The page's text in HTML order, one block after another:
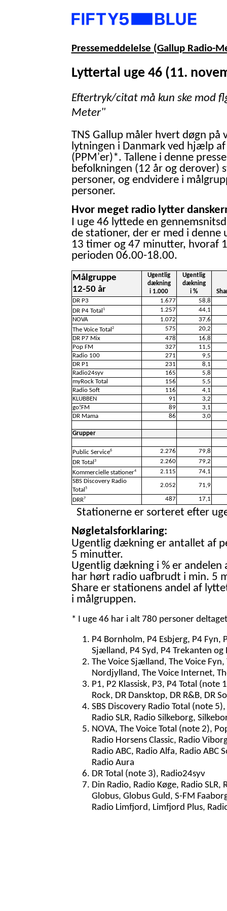
Pressemeddelelse (Gallup Radio-
Lyttertal uge 46 (11.
Eftertryk/citat må kun ske mod
Meter"
TNS Gallup måler hvert døgn på
lytningen i Danmark ved hjælp
(PPM'er)*. Tallene i denne
befolkningen (12 år og derover)
personer, og endvidere i
personer.
Hvor meget radio lytter
I uge 46 lyttede en
de stationer, der er med i denne
13 timer og 47 minutter, hvoraf
perioden 06.00-18.00.
Målgruppe
12-50 år
Ugentlig
dækning
i 1.000
Ugentlig
dækning
i %
DR P3
1.677
58,8
DR P4 Total 1 1.257
44,1
NOVA
1.072
37,6
The Voice Total 2 575
20,2
DR P7 Mix
478
16,8
Pop FM
327
11,5
Radio 100
271
9,5
DR P1
231
8,1
Radio24syv
165
5,8
myRock Total
156
5,5
Radio Soft
116
4,1
KLUBBEN
91
3,2
go!FM
89
3,1
DR Mama
86 3,0
Grupper
Public Service6 2.276
79,8
DR Total 3 2.260
79,2
Kommercielle stationer4 2.115
74,1
SBS Discovery Radio
Total 5 2.052 71,9
DRR7 487 17,1
Stationerne er sorteret efter
Nøgletalsforklaring:
Ugentlig dækning er antallet af
5 minutter.
Ugentlig dækning i % er
har hørt radio uafbrudt i min. 5
Share er stationens andel af
i målgruppen.
* I uge 46 har i alt 780 personer
P4 Bornholm, P4 Esbjerg, P4
Sjælland, P4 Syd, P4 Trekanten
The Voice Sjælland, The Voice
Nordjylland, The Voice Internet,
P1, P2 Klassisk, P3, P4 Total (note
Rock, DR Dansktop, DR R&B, DR
SBS Discovery Radio Total (note
Radio SLR, Radio Silkeborg,
NOVA, The Voice Total (note 2),
Radio Horsens Classic, Radio
Radio ABC, Radio Alfa, Radio ABC
Radio Aura
DR Total (note 3), Radio24syv
Din Radio, Radio Køge, Radio
Globus, Globus Guld, S-FM
Radio Limfjord, Limfjord Plus,